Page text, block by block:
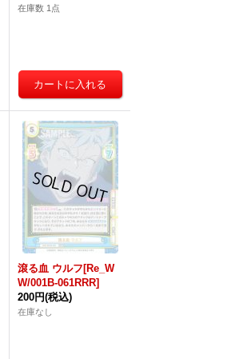
在庫数 1点
滾る血 ウルフ[Re_W
W/001B-061RRR]
200円(税込)
在庫なし